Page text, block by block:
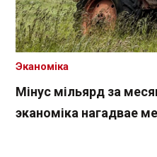
Мінус мільярд за
эканоміка нагадвае
Эканоміка